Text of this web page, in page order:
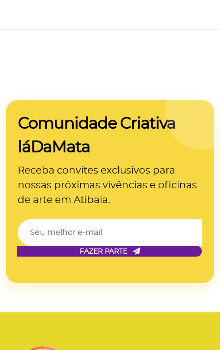
Comunidade Criativa
láDaMata
Receba convites exclusivos para
nossas próximas vivências e oficinas
de arte em Atibaia.
FAZER PARTE